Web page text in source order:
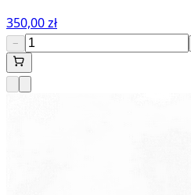
350,00 zł
−